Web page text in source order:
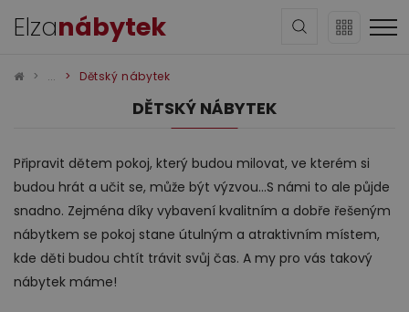
Elzanábytek
Sedací soupravy
Dětský nábytek
DĚTSKÝ NÁBYTEK
Připravit dětem pokoj, který budou milovat, ve kterém si
budou hrát a učit se, může být výzvou...S námi to ale půjde
snadno. Zejména díky vybavení kvalitním a dobře řešeným
nábytkem se pokoj stane útulným a atraktivním místem,
kde děti budou chtít trávit svůj čas. A my pro vás takový
nábytek máme!